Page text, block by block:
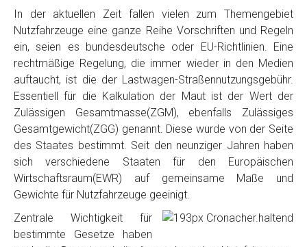
In der aktuellen Zeit fallen vielen zum Themengebiet
Nutzfahrzeuge eine ganze Reihe Vorschriften und Regeln
ein, seien es bundesdeutsche oder EU-Richtlinien. Eine
rechtmäßige Regelung, die immer wieder in den Medien
auftaucht, ist die der Lastwagen-Straßennutzungsgebühr.
Essentiell für die Kalkulation der Maut ist der Wert der
Zulässigen Gesamtmasse(ZGM), ebenfalls Zulässiges
Gesamtgewicht(ZGG) genannt. Diese wurde von der Seite
des Staates bestimmt. Seit den neunziger Jahren haben
sich verschiedene Staaten für den Europäischen
Wirtschaftsraum(EWR) auf gemeinsame Maße und
Gewichte für Nutzfahrzeuge geeinigt.
Zentrale Wichtigkeit für
bestimmte Gesetze haben